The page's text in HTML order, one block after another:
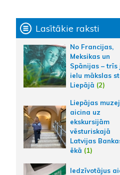
Lasītākie raksti
No Francijas,
Meksikas un
Spānijas – trīs
ielu mākslas
Liepājā (2)
Liepājas
aicina uz
ekskursijām
vēsturiskajā
Latvijas
ēkā (1)
Iedzīvotājus